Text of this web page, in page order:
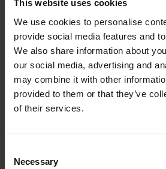
This website uses cookies
We use cookies to personalise
provide social media features and
We also share information about
our social media, advertising and
may combine it with other
provided to them or that they’ve
of their services.
Selection
Necessary